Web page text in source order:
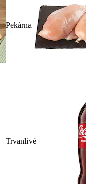
Pekárna
Trvanlivé